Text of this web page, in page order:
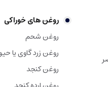
روغن های خوراکی
روغن شحم
روغن زرد گاوی یا
روغن کنجد